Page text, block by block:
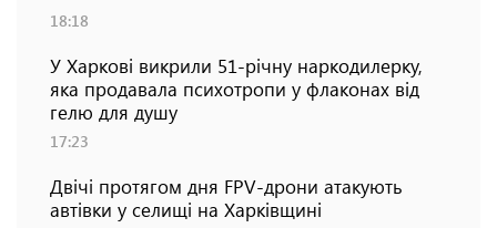
18:18
У Харкові викрили 51-річну наркодилерку,
яка продавала психотропи у флаконах від
гелю для душу
17:23
Двічі протягом дня FPV-дрони атакують
автівки у селищі на Харківщині